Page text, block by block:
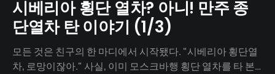
시베리아 횡단 열차? 아니! 만주 종
단열차 탄 이야기 (1/3)
모든 것은 친구의 한 마디에서 시작됐다. "시베리아 횡단열
차, 로망이잖아." 사실, 이미 모스크바행 횡단 열차를 타 본